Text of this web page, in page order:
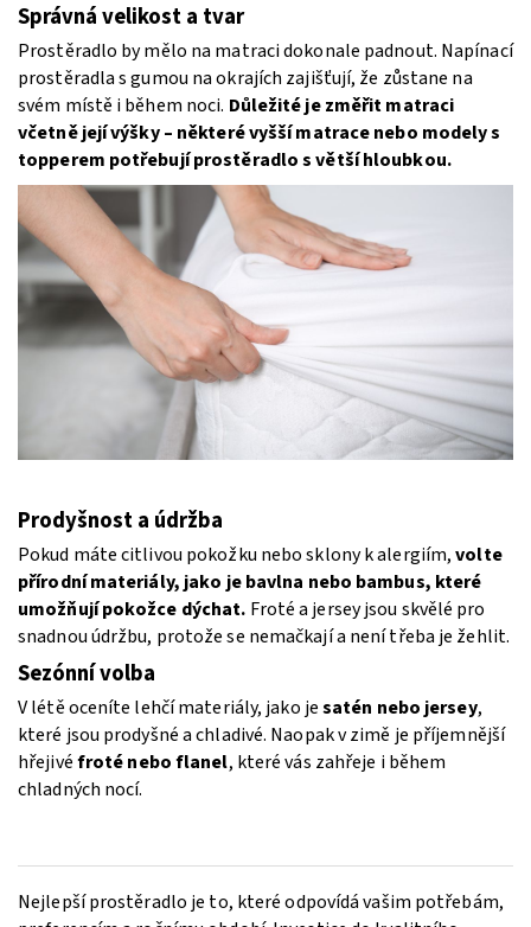
Správná velikost a tvar
Prostěradlo by mělo na matraci dokonale padnout. Napínací
prostěradla s gumou na okrajích zajišťují, že zůstane na
svém místě i během noci. Důležité je změřit matraci
včetně její výšky – některé vyšší matrace nebo modely s
topperem potřebují prostěradlo s větší hloubkou.
Prodyšnost a údržba
Pokud máte citlivou pokožku nebo sklony k alergiím,volte
přírodní materiály, jako je bavlna nebo bambus, které
umožňují pokožce dýchat. Froté a jersey jsou skvělé pro
snadnou údržbu, protože se nemačkají a není třeba je žehlit.
Sezónní volba
V létě oceníte lehčí materiály, jako jesatén nebo jersey,
které jsou prodyšné a chladivé. Naopak v zimě je příjemnější
hřejivéfroté nebo flanel, které vás zahřeje i během
chladných nocí.
Nejlepší prostěradlo je to, které odpovídá vašim potřebám,